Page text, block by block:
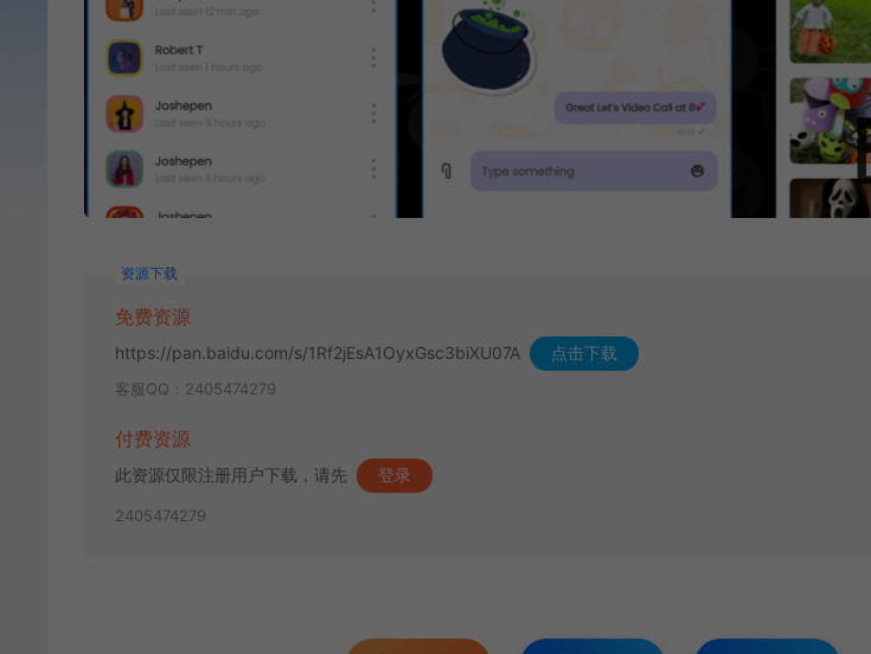
资源下载
免费资源
https://pan.baidu.com/s/1Rf2jEsA1OyxGsc3biXU07A 点击下载
客服QQ：2405474279
付费资源
此资源仅限注册用户下载，请先 登录
2405474279